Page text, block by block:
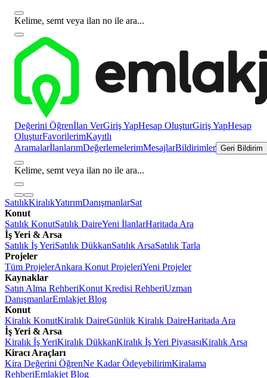
Kelime, semt veya ilan no ile ara...
Değerini Öğrenİlan VerGiriş YapHesap OluşturGiriş YapHesap
OluşturFavorilerimKayıtlı
AramalarİlanlarımDeğerlemelerimMesajlarBildirimler Geri Bildirim
Kelime, semt veya ilan no ile ara...
SatılıkKiralıkYatırımDanışmanlarSat
Konut
Satılık KonutSatılık DaireYeni İlanlarHaritada Ara
İş Yeri & Arsa
Satılık İş YeriSatılık DükkanSatılık ArsaSatılık Tarla
Projeler
Tüm ProjelerAnkara Konut ProjeleriYeni Projeler
Kaynaklar
Satın Alma RehberiKonut Kredisi RehberiUzman
DanışmanlarEmlakjet Blog
Konut
Kiralık KonutKiralık DaireGünlük Kiralık DaireHaritada Ara
İş Yeri & Arsa
Kiralık İş YeriKiralık DükkanKiralık İş Yeri PiyasasıKiralık Arsa
Kiracı Araçları
Kira Değerini ÖğrenNe Kadar ÖdeyebilirimKiralama
RehberiEmlakjet Blog